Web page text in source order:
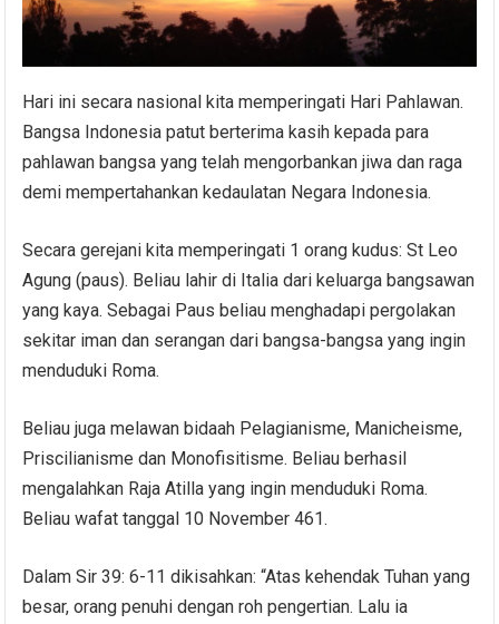
Hari ini secara nasional kita memperingati Hari Pahlawan.
Bangsa Indonesia patut berterima kasih kepada para
pahlawan bangsa yang telah mengorbankan jiwa dan raga
demi mempertahankan kedaulatan Negara Indonesia.
Secara gerejani kita memperingati 1 orang kudus: St Leo
Agung (paus). Beliau lahir di Italia dari keluarga bangsawan
yang kaya. Sebagai Paus beliau menghadapi pergolakan
sekitar iman dan serangan dari bangsa-bangsa yang ingin
menduduki Roma.
Beliau juga melawan bidaah Pelagianisme, Manicheisme,
Priscilianisme dan Monofisitisme. Beliau berhasil
mengalahkan Raja Atilla yang ingin menduduki Roma.
Beliau wafat tanggal 10 November 461.
Dalam Sir 39: 6-11 dikisahkan: “Atas kehendak Tuhan yang
besar, orang penuhi dengan roh pengertian. Lalu ia